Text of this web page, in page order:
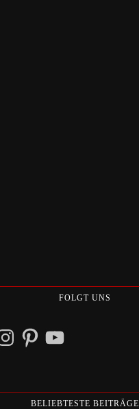
FOLGT UNS
PinterestYouTube
BELIEBTESTE BEITRÄGE